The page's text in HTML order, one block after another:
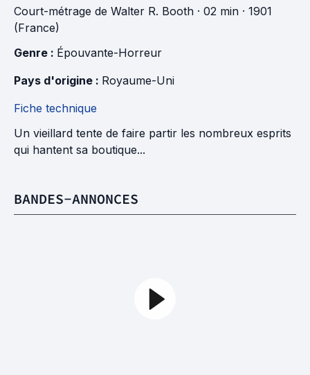
Court-métrage de Walter R. Booth · 02 min · 1901
(France)
Genre : Épouvante-Horreur
Pays d'origine : Royaume-Uni
Fiche technique
Un vieillard tente de faire partir les nombreux esprits
qui hantent sa boutique...
BANDES-ANNONCES